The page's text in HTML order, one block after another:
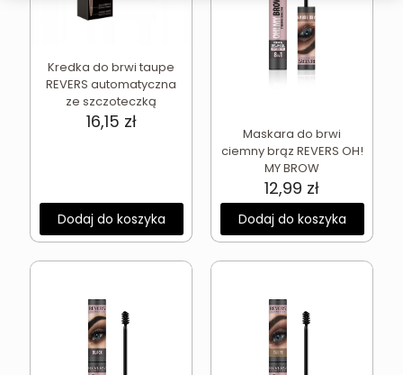
Kredka do brwi taupe
REVERS automatyczna
ze szczoteczką
16,15 zł
Dodaj do koszyka
Maskara do brwi
ciemny brąz REVERS OH!
MY BROW
12,99 zł
Dodaj do koszyka